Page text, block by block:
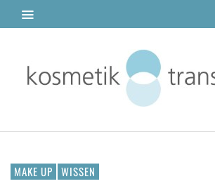
MAKE UP WISSEN